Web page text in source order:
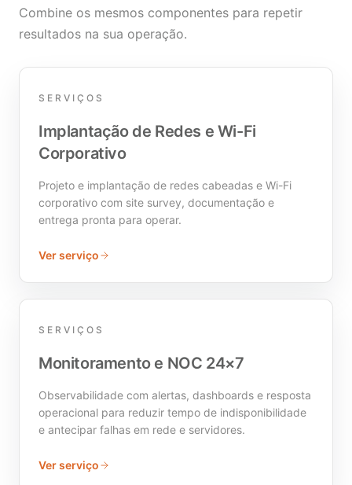
Combine os mesmos componentes para repetir
resultados na sua operação.
SERVIÇOS
Implantação de Redes e Wi-Fi
Corporativo
Projeto e implantação de redes cabeadas e Wi-Fi
corporativo com site survey, documentação e
entrega pronta para operar.
Ver serviço
SERVIÇOS
Monitoramento e NOC 24×7
Observabilidade com alertas, dashboards e resposta
operacional para reduzir tempo de indisponibilidade
e antecipar falhas em rede e servidores.
Ver serviço